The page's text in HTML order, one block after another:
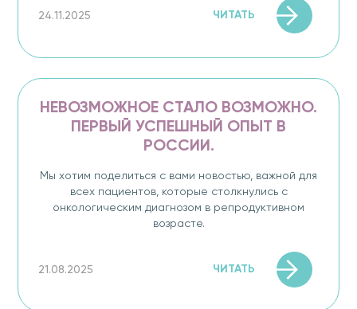
24.11.2025 ЧИТАТЬ
НЕВОЗМОЖНОЕ СТАЛО ВОЗМОЖНО.
ПЕРВЫЙ УСПЕШНЫЙ ОПЫТ В
РОССИИ.
Мы хотим поделиться с вами новостью, важной для
всех пациентов, которые столкнулись с
онкологическим диагнозом в репродуктивном
возрасте.
21.08.2025 ЧИТАТЬ